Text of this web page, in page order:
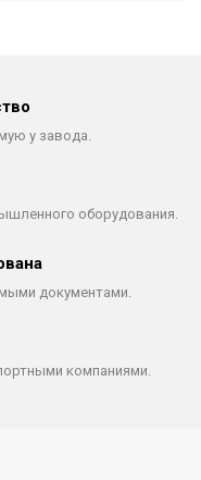
у завода.
оборудования.
документами.
компаниями.